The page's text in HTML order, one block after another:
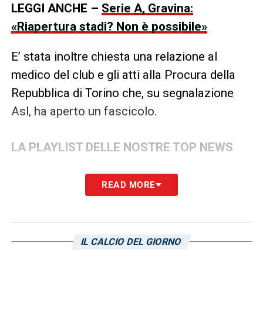
LEGGI ANCHE – Serie A, Gravina:
«Riapertura stadi? Non è possibile»
E’ stata inoltre chiesta una relazione al
medico del club e gli atti alla Procura della
Repubblica di Torino che, su segnalazione
Asl, ha aperto un fascicolo.
LA PLAYLIST DELLE NOSTRE TOP NEWS
READ MORE
IL CALCIO DEL GIORNO